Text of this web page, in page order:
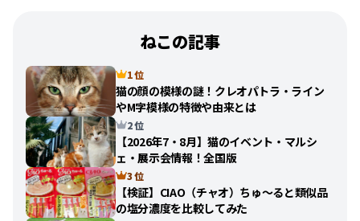
ねこの記事
1 位
猫の顔の模様の謎！クレオパトラ・ライン
やM字模様の特徴や由来とは
2 位
【2026年7・8月】猫のイベント・マルシ
ェ・展示会情報！全国版
3 位
【検証】CIAO（チャオ）ちゅ〜ると類似品
の塩分濃度を比較してみた